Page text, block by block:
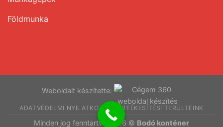
Földmunka
Weboldalt készítette:
ADATVÉDELMI NYILATKOZAT ÉRTÉKESÍTÉSI TERÜLTEINK
Minden jog fenntartva 2026 © Bodó konténer